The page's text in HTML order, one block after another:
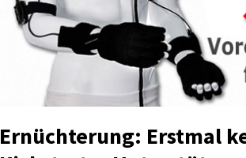
Ernüchterung: Erstmal